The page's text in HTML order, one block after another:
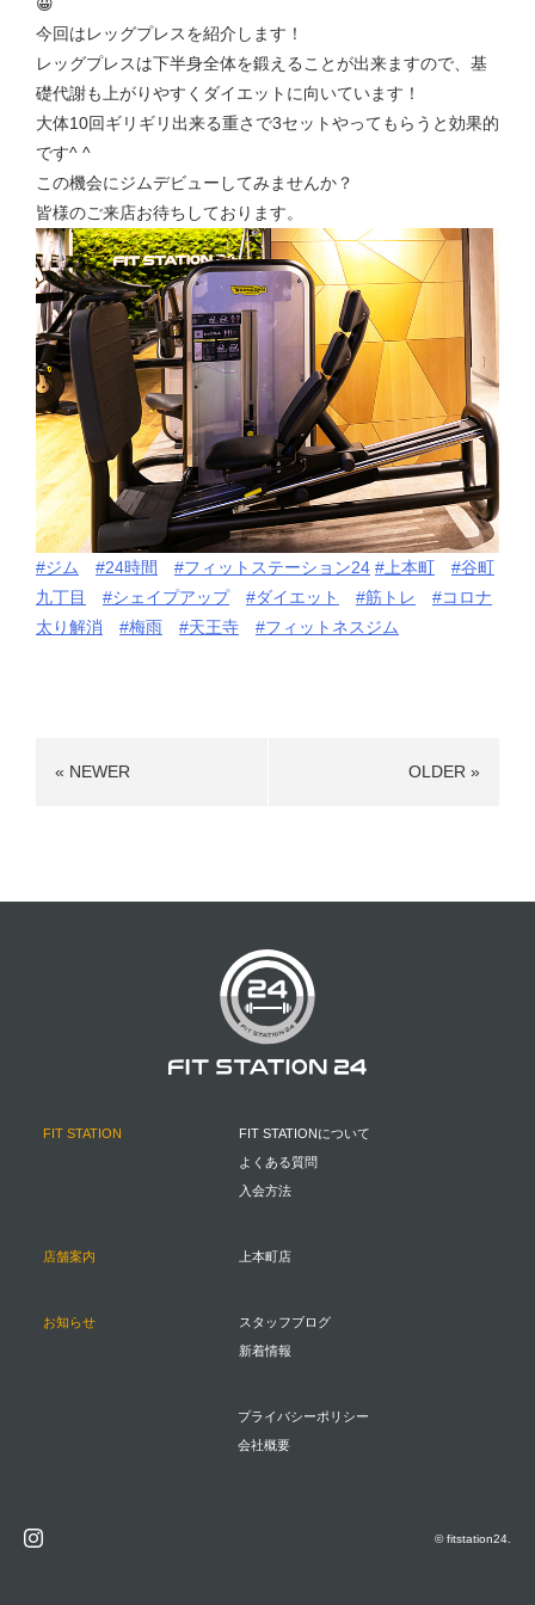
今回はレッグプレスを紹介します！
レッグプレスは下半身全体を鍛えることが出来ますので、基
礎代謝も上がりやすくダイエットに向いています！
大体10回ギリギリ出来る重さで3セットやってもらうと効果的
です^ ^
この機会にジムデビューしてみませんか？
皆様のご来店お待ちしております。
#ジム #24時間 #フィットステーション24 #上本町
#谷町
九丁目
#シェイプアップ #ダイエット #筋トレ
#コロナ
太り解消
#梅雨 #天王寺 #フィットネスジム
« NEWER OLDER »
FIT STATION
FIT STATIONについて
よくある質問
入会方法
店舗案内 上本町店
お知らせ
スタッフブログ
新着情報
プライバシーポリシー
会社概要
© fitstation24.